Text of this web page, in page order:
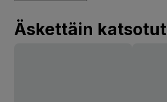
Äskettäin katsotut